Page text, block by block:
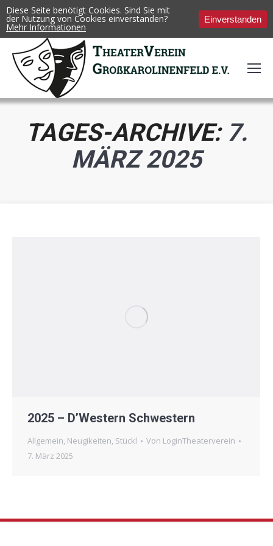
TAGES-ARCHIVE: 7.
MÄRZ 2025
2025 – D’Western Schwestern
Allgemein, Neugikeiten, Stückl Von LoginTheaterverein
7. März 2025
Diese Seite benötigt Cookies. Sind Sie mit
der Nutzung von Cookies einverstanden?
Mehr Informationen
Einverstanden